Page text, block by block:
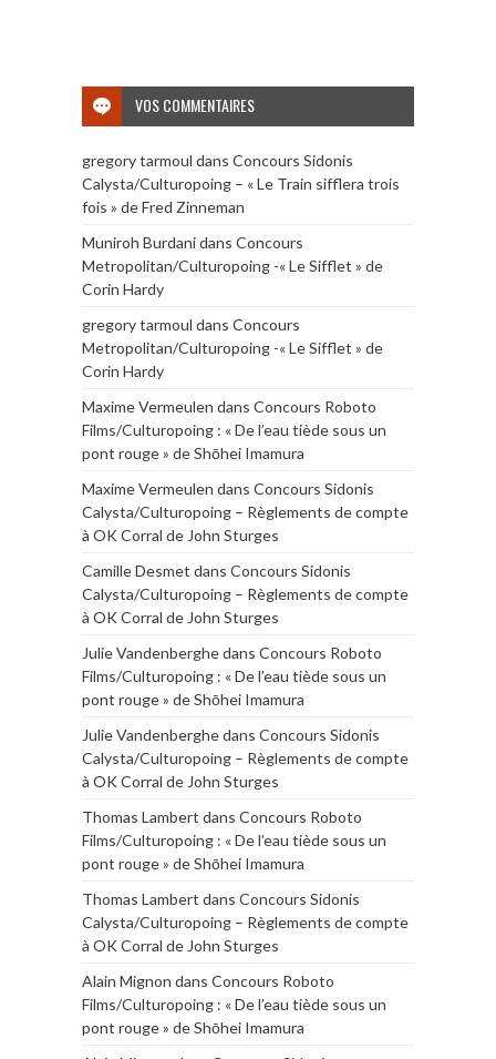
VOS COMMENTAIRES
gregory tarmoul dans Concours Sidonis
Calysta/Culturopoing – « Le Train sifflera trois
fois » de Fred Zinneman
Muniroh Burdanidans Concours
Metropolitan/Culturopoing -« Le Sifflet » de
Corin Hardy
gregory tarmoul dans Concours
Metropolitan/Culturopoing -« Le Sifflet » de
Corin Hardy
Maxime Vermeulen dans Concours Roboto
Films/Culturopoing : « De l’eau tiède sous un
pont rouge » de Shōhei Imamura
Maxime Vermeulen dans Concours Sidonis
Calysta/Culturopoing – Règlements de compte
à OK Corral de John Sturges
Camille Desmet dans Concours Sidonis
Calysta/Culturopoing – Règlements de compte
à OK Corral de John Sturges
Julie Vandenberghedans Concours Roboto
Films/Culturopoing : « De l’eau tiède sous un
pont rouge » de Shōhei Imamura
Julie Vandenberghedans Concours Sidonis
Calysta/Culturopoing – Règlements de compte
à OK Corral de John Sturges
Thomas Lambert dans Concours Roboto
Films/Culturopoing : « De l’eau tiède sous un
pont rouge » de Shōhei Imamura
Thomas Lambert dans Concours Sidonis
Calysta/Culturopoing – Règlements de compte
à OK Corral de John Sturges
Alain Mignon dans Concours Roboto
Films/Culturopoing : « De l’eau tiède sous un
pont rouge » de Shōhei Imamura